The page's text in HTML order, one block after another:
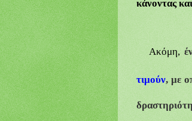
κάνοντας
Ακόμη,
τιμούν,με